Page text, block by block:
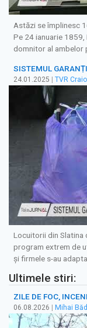
Astăzi se împlinesc
Pe 24 ianuarie 1859,
domnitor al ambelor
SISTEMUL
24.01.2025 TVR
Locuitorii din Slatina
program extrem de
și firmele s-au
Ultimele stiri:
ZILE DE FOC,
06.08.2026 Mihai